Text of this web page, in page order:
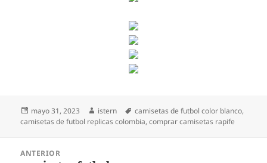
Publicado
el
mayo 31, 2023 Autor
istern Etiquetas
camisetas de futbol color blanco,
camisetas de futbol replicas colombia,comprar camisetas rapife
ANTERIOR